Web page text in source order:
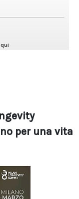
per una vita